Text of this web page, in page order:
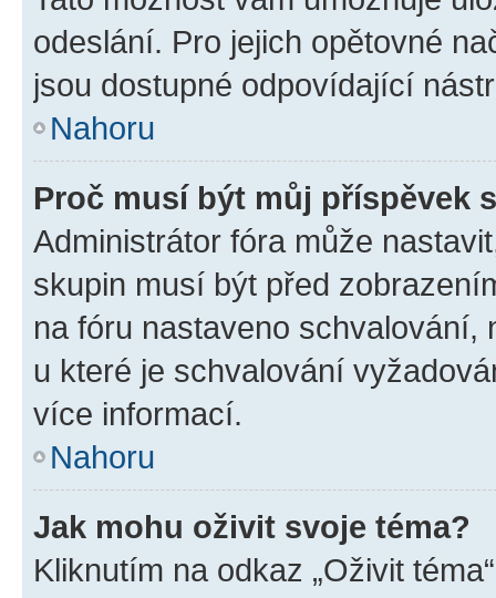
odeslání. Pro jejich opětovné
jsou dostupné odpovídající
Nahoru
Proč musí být můj příspěvek
Administrátor fóra může
skupin musí být před
na fóru nastaveno schvalování,
u které je schvalování
více informací.
Nahoru
Jak mohu oživit svoje téma?
Kliknutím na odkaz „Oživit